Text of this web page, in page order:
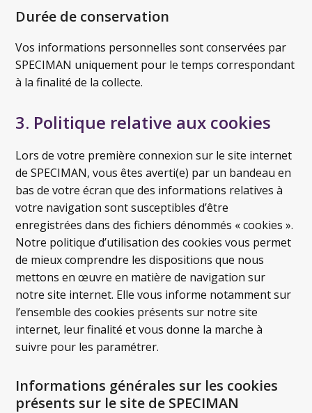
Durée de conservation
Vos informations personnelles sont conservées par
SPECIMAN uniquement pour le temps correspondant
à la finalité de la collecte.
3. Politique relative aux cookies
Lors de votre première connexion sur le site internet
de SPECIMAN, vous êtes averti(e) par un bandeau en
bas de votre écran que des informations relatives à
votre navigation sont susceptibles d’être
enregistrées dans des fichiers dénommés « cookies ».
Notre politique d’utilisation des cookies vous permet
de mieux comprendre les dispositions que nous
mettons en œuvre en matière de navigation sur
notre site internet. Elle vous informe notamment sur
l’ensemble des cookies présents sur notre site
internet, leur finalité et vous donne la marche à
suivre pour les paramétrer.
Informations générales sur les cookies
présents sur le site de SPECIMAN